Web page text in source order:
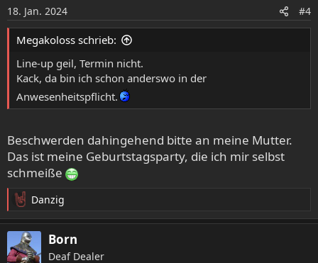
n
e
n
18. Jan. 2024 #4
Megakoloss schrieb:
Line-up geil, Termin nicht.
Kack, da bin ich schon anderswo in der
Anwesenheitspflicht.
Beschwerden dahingehend bitte an meine Mutter.
Das ist meine Geburtstagsparty, die ich mir selbst
schmeiße
R
e
a
k
t
Danzig
Born
Deaf Dealer